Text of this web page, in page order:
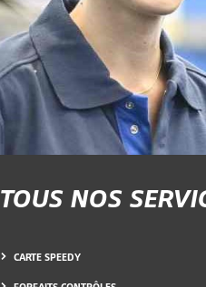
TOUS NOS
CARTE SPEEDY